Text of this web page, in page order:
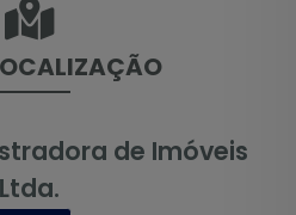
de Imóveis
Ltda.